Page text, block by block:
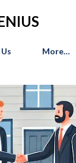
to main content
More…